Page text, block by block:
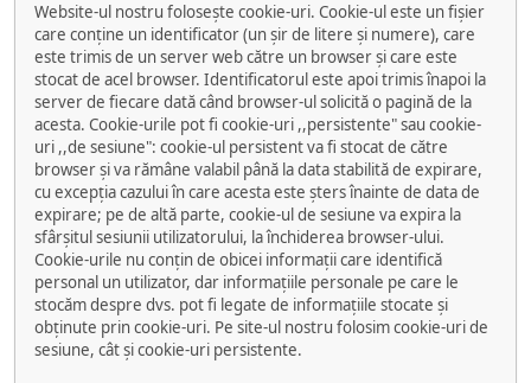
Website-ul nostru folosește cookie-uri. Cookie-ul este un fișier
care conține un identificator (un șir de litere și numere), care
este trimis de un server web către un browser și care este
stocat de acel browser. Identificatorul este apoi trimis înapoi la
server de fiecare dată când browser-ul solicită o pagină de la
acesta. Cookie-urile pot fi cookie-uri ,,persistente" sau cookie-
uri ,,de sesiune": cookie-ul persistent va fi stocat de către
browser și va rămâne valabil până la data stabilită de expirare,
cu excepția cazului în care acesta este șters înainte de data de
expirare; pe de altă parte, cookie-ul de sesiune va expira la
sfârșitul sesiunii utilizatorului, la închiderea browser-ului.
Cookie-urile nu conțin de obicei informații care identifică
personal un utilizator, dar informațiile personale pe care le
stocăm despre dvs. pot fi legate de informațiile stocate și
obținute prin cookie-uri. Pe site-ul nostru folosim cookie-uri de
sesiune, cât și cookie-uri persistente.